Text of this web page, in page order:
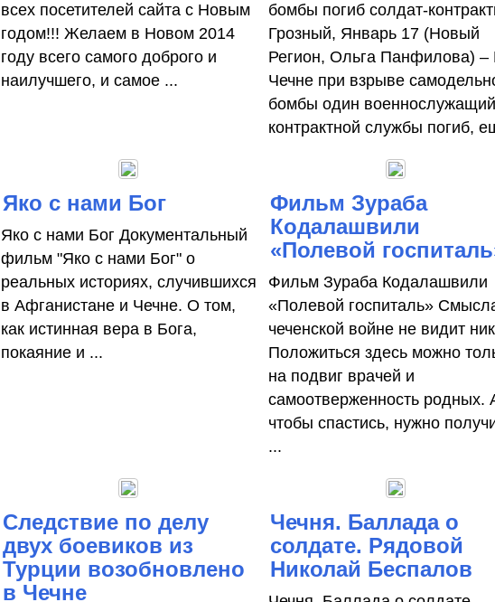
всех посетителей сайта с Новым
годом!!! Желаем в Новом 2014
году всего самого доброго и
наилучшего, и самое ...
бомбы погиб солдат-
Грозный, Январь 17 (Новый
Регион, Ольга Панфилова) –
Чечне при взрыве
бомбы один
контрактной службы погиб,
Яко с нами Бог
Яко с нами Бог Документальный
фильм "Яко с нами Бог" о
реальных историях, случившихся
в Афганистане и Чечне. О том,
как истинная вера в Бога,
покаяние и ...
Фильм Зураба
Кодалашвили
«Полевой
Фильм Зураба Кодалашвили
«Полевой госпиталь»
чеченской войне не видит
Положиться здесь можно
на подвиг врачей и
самоотверженность родных.
чтобы спастись, нужно
...
Следствие по делу
двух боевиков из
Турции возобновлено
в Чечне
Чечня. Баллада о
солдате. Рядовой
Николай Беспалов